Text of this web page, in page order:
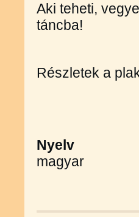
Aki teheti,
táncba!
Részletek a
Nyelv
magyar